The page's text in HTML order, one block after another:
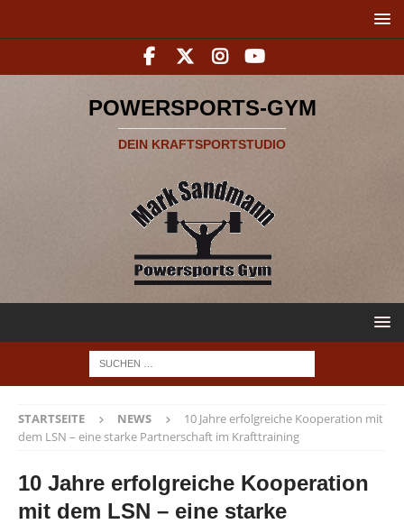
POWERSPORTS-GYM
DEIN KRAFTSPORTSTUDIO
STARTSEITE NEWS
10 Jahre erfolgreiche Kooperation mit
dem LSN – eine starke Partnerschaft im Krafttraining
10 Jahre erfolgreiche Kooperation
mit dem LSN – eine starke